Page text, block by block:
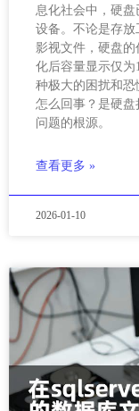
息化社会中，硬
设备。不论是存
影视文件，硬盘
化后容量显示仅
种极大的困扰和
怎么回事？是硬
问题的根源。
查看更多 »
2026-01-10